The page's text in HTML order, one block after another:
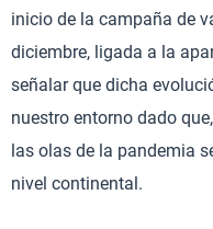
inicio de la campaña de
diciembre, ligada a la
señalar que dicha
nuestro entorno dado
las olas de la pandemia
nivel continental.